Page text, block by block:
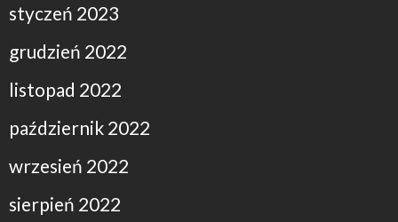
styczeń 2023
grudzień 2022
listopad 2022
październik 2022
wrzesień 2022
sierpień 2022